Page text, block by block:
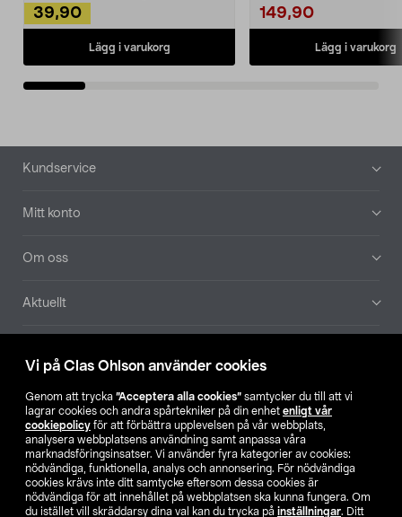
Vi på Clas Ohlson använder cookies
Genom att trycka ”Acceptera alla cookies” samtycker du till att vi
lagrar cookies och andra spårtekniker på din enhet enligt vår
cookiepolicy för att förbättra upplevelsen på vår webbplats,
analysera webbplatsens användning samt anpassa våra
marknadsföringsinsatser. Vi använder fyra kategorier av cookies:
nödvändiga, funktionella, analys och annonsering. För nödvändiga
cookies krävs inte ditt samtycke eftersom dessa cookies är
nödvändiga för att innehållet på webbplatsen ska kunna fungera. Om
du istället vill skräddarsy dina val kan du trycka på inställningar. Ditt
39,90
Lägg i varukorg
149,90
Lägg i varukorg
Sidfot
Kundservice
Mitt konto
Om oss
Aktuellt
Hitta butik
SE NO FI